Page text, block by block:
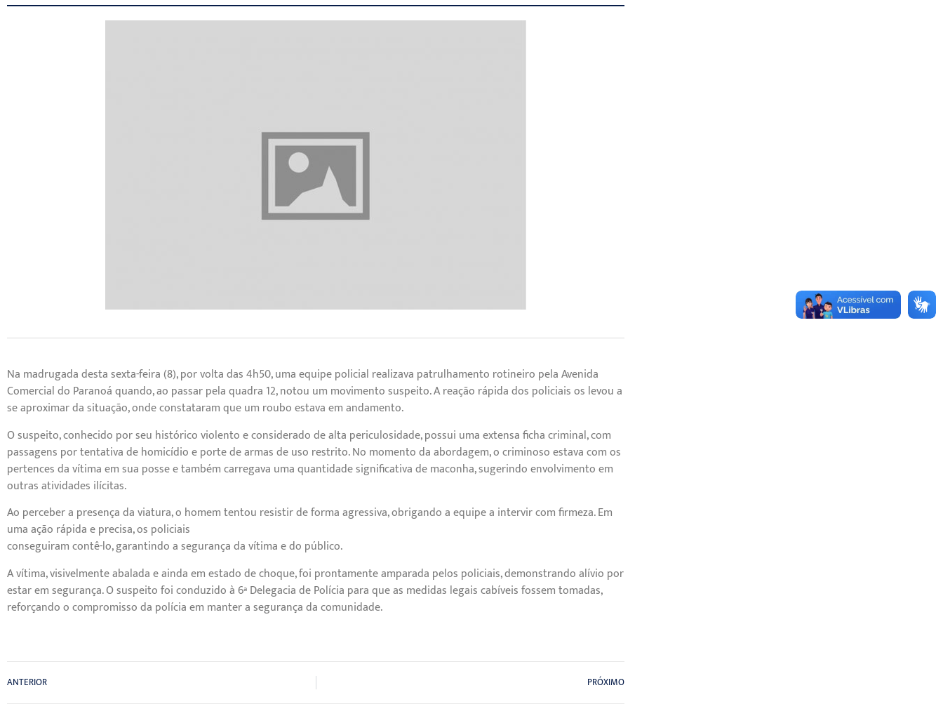
Na madrugada desta sexta-feira (8), por volta das 4h50, uma equipe policial realizava patrulhamento rotineiro pela Avenida
Comercial do Paranoá quando, ao passar pela quadra 12, notou um movimento suspeito. A reação rápida dos policiais os levou a
se aproximar da situação, onde constataram que um roubo estava em andamento.
O suspeito, conhecido por seu histórico violento e considerado de alta periculosidade, possui uma extensa ficha criminal, com
passagens por tentativa de homicídio e porte de armas de uso restrito. No momento da abordagem, o criminoso estava com os
pertences da vítima em sua posse e também carregava uma quantidade significativa de maconha, sugerindo envolvimento em
outras atividades ilícitas.
Ao perceber a presença da viatura, o homem tentou resistir de forma agressiva, obrigando a equipe a intervir com firmeza. Em
uma ação rápida e precisa, os policiais
conseguiram contê-lo, garantindo a segurança da vítima e do público.
A vítima, visivelmente abalada e ainda em estado de choque, foi prontamente amparada pelos policiais, demonstrando alívio por
estar em segurança. O suspeito foi conduzido à 6ª Delegacia de Polícia para que as medidas legais cabíveis fossem tomadas,
reforçando o compromisso da polícia em manter a segurança da comunidade.
ANTERIOR PRÓXIMO